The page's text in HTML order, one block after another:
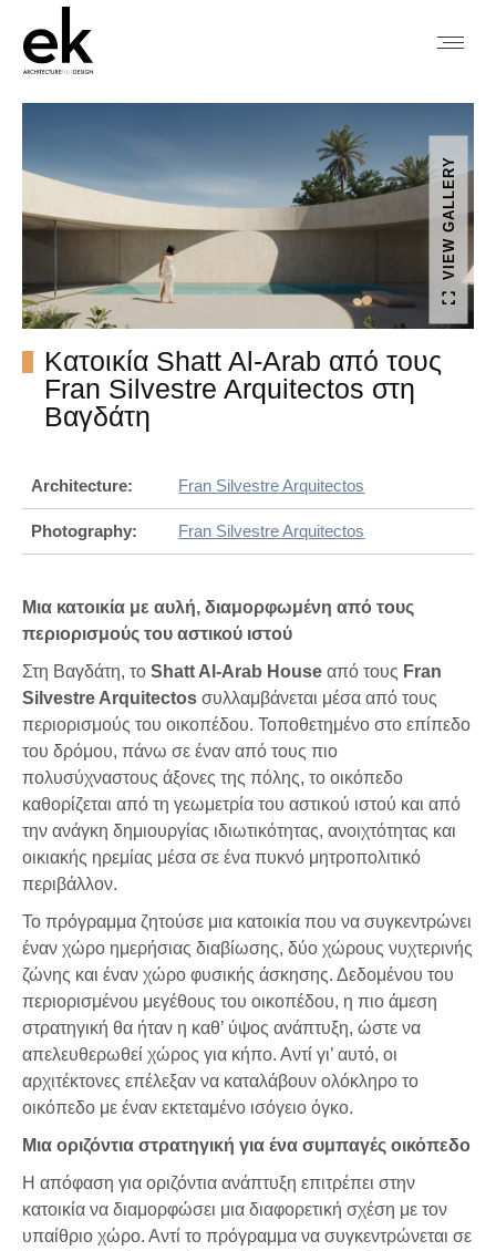
VIEW GALLERY
Κατοικία Shatt Al-Arab από τους
Fran Silvestre Arquitectos στη
Βαγδάτη
Architecture: Fran Silvestre Arquitectos
Photography: Fran Silvestre Arquitectos
Μια κατοικία με αυλή, διαμορφωμένη από τους
περιορισμούς του αστικού ιστού
Στη Βαγδάτη, το Shatt Al-Arab House από τους Fran
Silvestre Arquitectos συλλαμβάνεται μέσα από τους
περιορισμούς του οικοπέδου. Τοποθετημένο στο επίπεδο
του δρόμου, πάνω σε έναν από τους πιο
πολυσύχναστους άξονες της πόλης, το οικόπεδο
καθορίζεται από τη γεωμετρία του αστικού ιστού και από
την ανάγκη δημιουργίας ιδιωτικότητας, ανοιχτότητας και
οικιακής ηρεμίας μέσα σε ένα πυκνό μητροπολιτικό
περιβάλλον.
Το πρόγραμμα ζητούσε μια κατοικία που να συγκεντρώνει
έναν χώρο ημερήσιας διαβίωσης, δύο χώρους νυχτερινής
ζώνης και έναν χώρο φυσικής άσκησης. Δεδομένου του
περιορισμένου μεγέθους του οικοπέδου, η πιο άμεση
στρατηγική θα ήταν η καθ’ ύψος ανάπτυξη, ώστε να
απελευθερωθεί χώρος για κήπο. Αντί γι’ αυτό, οι
αρχιτέκτονες επέλεξαν να καταλάβουν ολόκληρο το
οικόπεδο με έναν εκτεταμένο ισόγειο όγκο.
Μια οριζόντια στρατηγική για ένα συμπαγές οικόπεδο
Η απόφαση για οριζόντια ανάπτυξη επιτρέπει στην
κατοικία να διαμορφώσει μια διαφορετική σχέση με τον
υπαίθριο χώρο. Αντί το πρόγραμμα να συγκεντρώνεται σε